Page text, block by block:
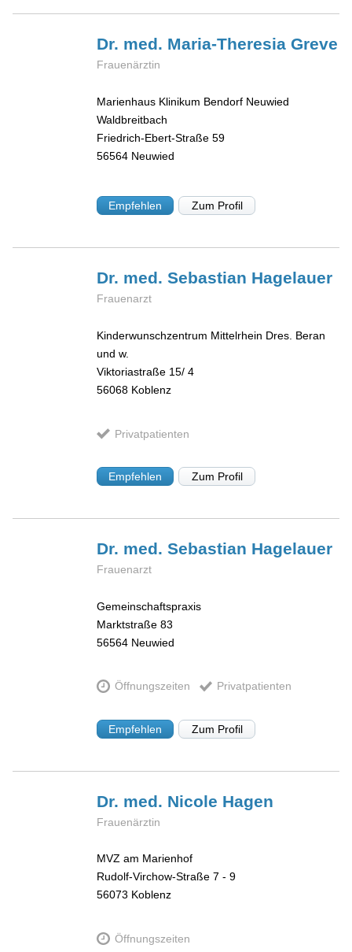
Dr. med. Maria-TheresiaGreve
Frauenärztin
Marienhaus Klinikum Bendorf Neuwied
Waldbreitbach
Friedrich-Ebert-Straße 59
56564 Neuwied
Empfehlen Zum Profil
Dr. med. Sebastian Hagelauer
Frauenarzt
Kinderwunschzentrum Mittelrhein Dres. Beran
und w.
Viktoriastraße 15/ 4
56068 Koblenz
Privatpatienten
Empfehlen Zum Profil
Dr. med. Sebastian Hagelauer
Frauenarzt
Gemeinschaftspraxis
Marktstraße 83
56564 Neuwied
Öffnungszeiten Privatpatienten
Empfehlen Zum Profil
Dr. med. Nicole Hagen
Frauenärztin
MVZ am Marienhof
Rudolf-Virchow-Straße 7 - 9
56073 Koblenz
Öffnungszeiten